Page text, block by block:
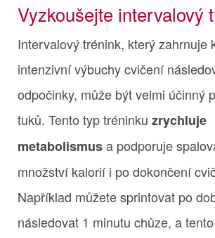
Vyzkoušejte intervalový
Intervalový trénink, který zahrnuje
intenzivní výbuchy cvičení
odpočinky, může být velmi účinný
tuků. Tento typ tréninku zrychluje
metabolismusa podporuje
množství kalorií i po dokončení
Například můžete sprintovat po
následovat 1 minutu chůze, a